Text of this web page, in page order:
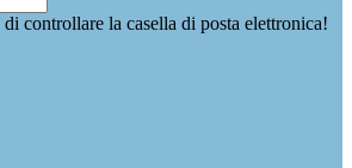
controllare la casella di posta elettronica!